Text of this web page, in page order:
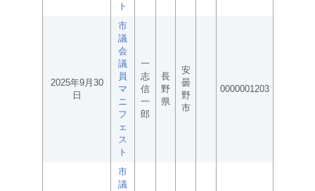
ト
2025年9月30
日
市
議
会
議
員
マ
ニ
フ
ェ
ス
ト
一
志
信
一
郎
長
野
県
安
曇
野
市
0000001203
市
議